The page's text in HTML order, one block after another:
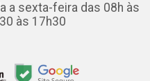
a sexta-feira das 08h às
às 17h30